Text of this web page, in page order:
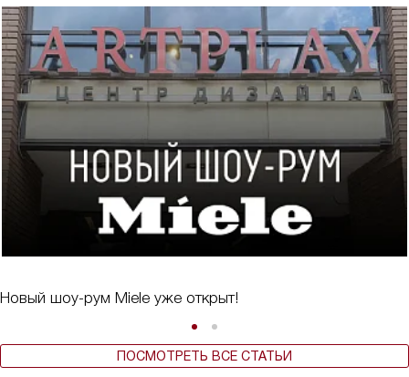
Новый шоу-рум Miele уже открыт!
ПОСМОТРЕТЬ ВСЕ СТАТЬИ